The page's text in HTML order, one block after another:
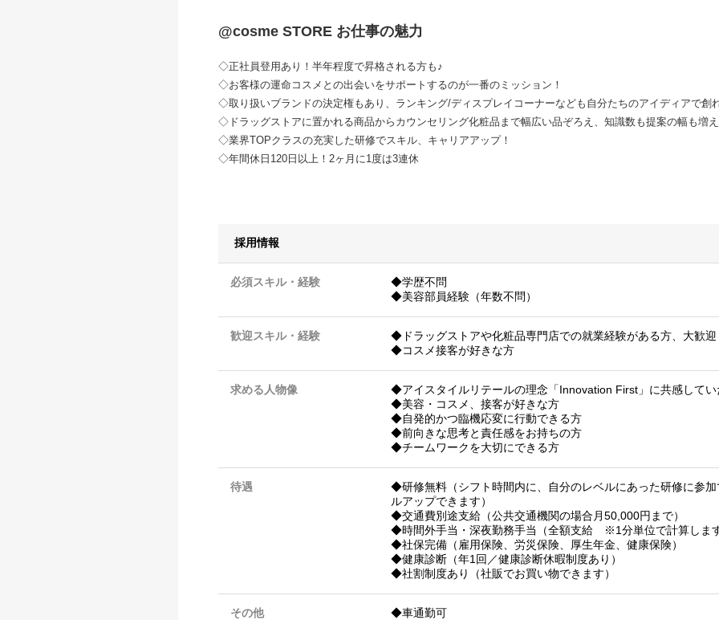
@cosme STORE お仕事の魅力
◇正社員登用あり！半年程度で昇格される方も♪
◇お客様の運命コスメとの出会いをサポートするのが一番のミッション！
◇取り扱いブランドの決定権もあり、ランキング/ディスプレイコーナーなども自分たちのアイディアで創
◇ドラッグストアに置かれる商品からカウンセリング化粧品まで幅広い品ぞろえ、知識数も提案の幅も増
◇業界TOPクラスの充実した研修でスキル、キャリアアップ！
◇年間休日120日以上！2ヶ月に1度は3連休
採用情報
必須スキル・経験
◆学歴不問
◆美容部員経験（年数不問）
歓迎スキル・経験
◆ドラッグストアや化粧品専門店での就業経験がある方、大歓迎
◆コスメ接客が好きな方
求める人物像
◆アイスタイルリテールの理念「Innovation First」に共感してい
◆美容・コスメ、接客が好きな方
◆自発的かつ臨機応変に行動できる方
◆前向きな思考と責任感をお持ちの方
◆チームワークを大切にできる方
待遇
◆研修無料（シフト時間内に、自分のレベルにあった研修に参
ルアップできます）
◆交通費別途支給（公共交通機関の場合月50,000円まで）
◆時間外手当・深夜勤務手当（全額支給 ※1分単位で計算しま
◆社保完備（雇用保険、労災保険、厚生年金、健康保険）
◆健康診断（年1回／健康診断休暇制度あり）
◆社割制度あり（社販でお買い物できます）
その他 ◆車通勤可